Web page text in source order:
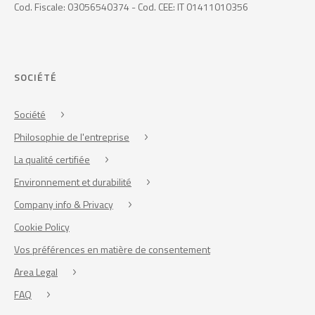
Cod. Fiscale: 03056540374 - Cod. CEE: IT 01411010356
SOCIÉTÉ
Société
Philosophie de l'entreprise
La qualité certifiée
Environnement et durabilité
Company info & Privacy
Cookie Policy
Vos préférences en matière de consentement
Area Legal
FAQ